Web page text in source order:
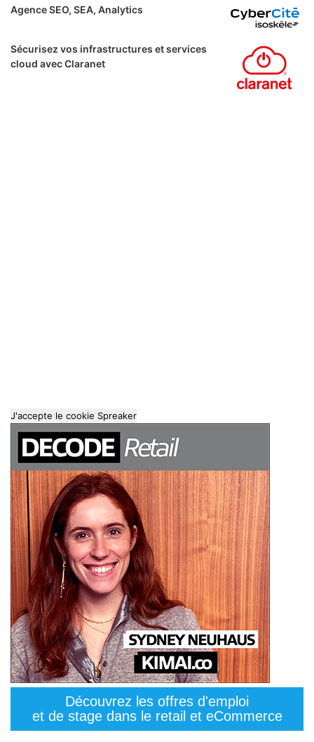
Agence SEO, SEA, Analytics
Sécurisez vos infrastructures et services
cloud avec Claranet
J'accepte le cookie Spreaker
Découvrez les offres d'emploi
et de stage dans le retail et eCommerce